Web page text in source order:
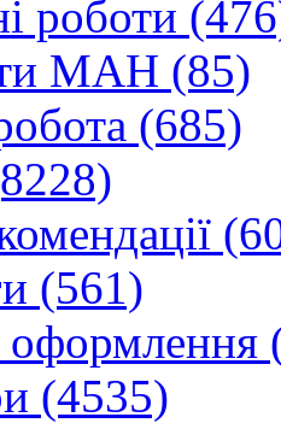
роботи
МАН (85)
(685)
(561)
оформлення
(4535)